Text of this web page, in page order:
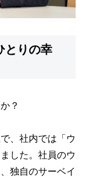
とりの幸
？
、社内では「ウ
した。社員のウ
独自のサーベイ